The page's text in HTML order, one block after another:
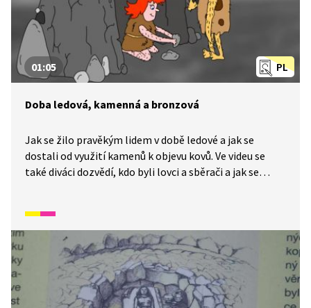
PL
01:05
Doba ledová, kamenná a bronzová
Jak se žilo pravěkým lidem v době ledové a jak se
dostali od využití kamenů k objevu kovů. Ve videu se
také diváci dozvědí, kdo byli lovci a sběrači a jak se